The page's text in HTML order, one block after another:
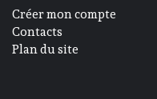
Créer mon compte
Contacts
Plan du site